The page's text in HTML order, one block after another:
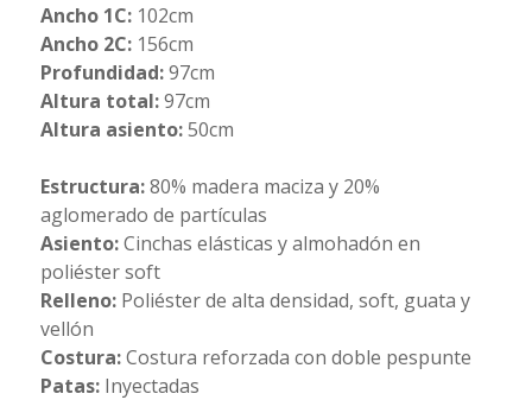
Ancho 1C:102cm
Ancho 2C:156cm
Profundidad:97cm
Altura total:97cm
Altura asiento:50cm
Estructura:80% madera maciza y 20%
aglomerado de partículas
Asiento:Cinchas elásticas y almohadón en
poliéster soft
Relleno:Poliéster de alta densidad, soft, guata y
vellón
Costura:Costura reforzada con doble pespunte
Patas:Inyectadas